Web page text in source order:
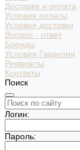
Доставка и оплата
Условия оплаты
Условия доставки
Вопрос - ответ
Бренды
Условия Гарантии
Реквизиты
Контакты
Поиск
Логин:
Пароль: